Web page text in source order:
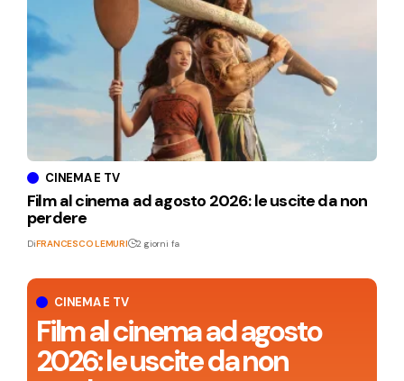
CINEMA E TV
Film al cinema ad agosto
2026: le uscite da non
CINEMA E TV
Film al cinema ad agosto 2026: le uscite da non
perdere
DiFRANCESCO LEMURI 2 giorni fa